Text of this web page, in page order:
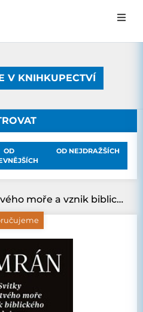
V KNIHKUPECTVÍ
OD
OD NEJDRAŽŠÍCH
Kumrán: Svitky od Mrtvého moře a vznik biblického judaismu